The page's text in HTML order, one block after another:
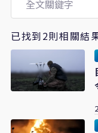
已找到2則相關結